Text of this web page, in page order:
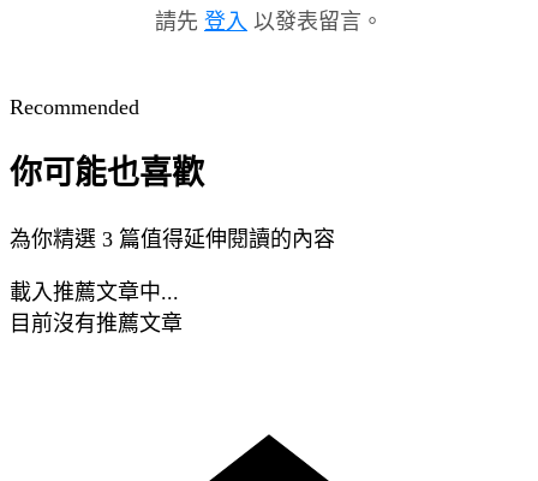
請先 登入 以發表留言。
Recommended
你可能也喜歡
為你精選 3 篇值得延伸閱讀的內容
載入推薦文章中...
目前沒有推薦文章